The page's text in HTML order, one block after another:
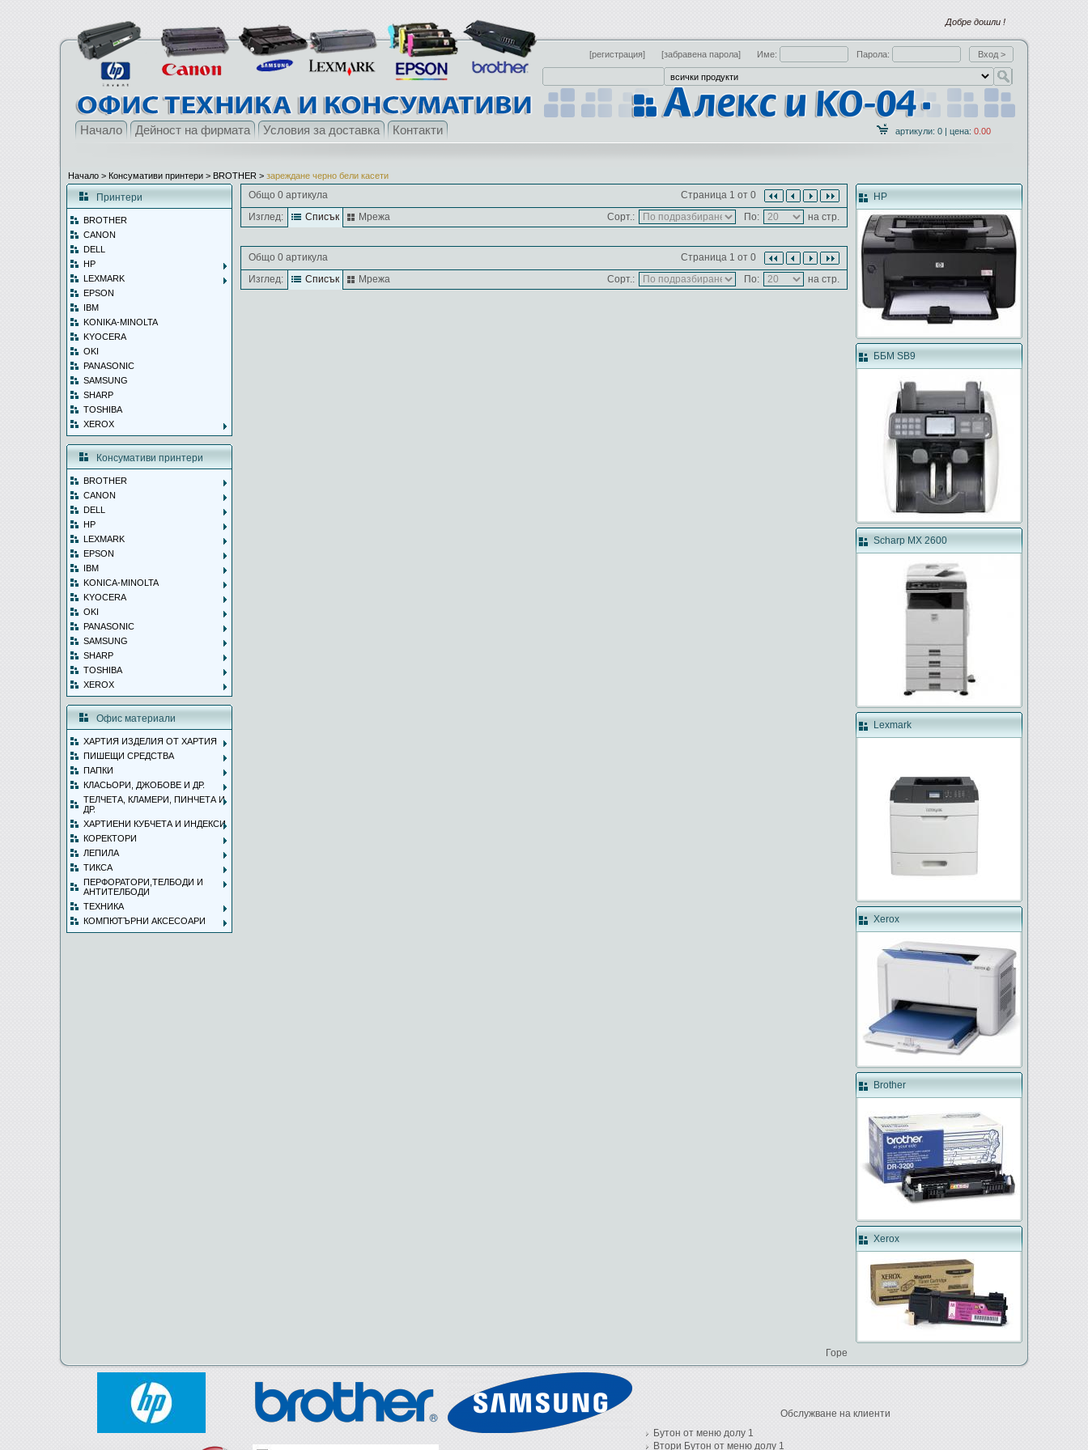
Добре дошли !
[регистрация] [забравена парола] Име: Парола:
Начало Дейност на фирмата Условия за доставка Контакти артикули: 0 | цена: 0.00
Начало > Консумативи принтери > BROTHER > зареждане черно бели касети
Принтери
BROTHER
CANON
DELL
HP
LEXMARK
EPSON
IBM
KONIKA-MINOLTA
KYOCERA
OKI
PANASONIC
SAMSUNG
SHARP
TOSHIBA
XEROX
Консумативи принтери
BROTHER
CANON
DELL
HP
LEXMARK
EPSON
IBM
KONICA-MINOLTA
KYOCERA
OKI
PANASONIC
SAMSUNG
SHARP
TOSHIBA
XEROX
Офис материали
ХАРТИЯ ИЗДЕЛИЯ ОТ ХАРТИЯ
ПИШЕЩИ СРЕДСТВА
ПАПКИ
КЛАСЬОРИ, ДЖОБОВЕ И ДР.
ТЕЛЧЕТА, КЛАМЕРИ, ПИНЧЕТА И
ДР.
ХАРТИЕНИ КУБЧЕТА И ИНДЕКСИ
КОРЕКТОРИ
ЛЕПИЛА
ТИКСА
ПЕРФОРАТОРИ,ТЕЛБОДИ И
АНТИТЕЛБОДИ
ТЕХНИКА
КОМПЮТЪРНИ АКСЕСОАРИ
Общо 0 артикула
Страница 1 от 0
Изглед:
Списък Мрежа Сорт.: По: на стр.
Общо 0 артикула
Страница 1 от 0
Изглед:
Списък Мрежа Сорт.: По: на стр.
HP
ББМ SB9
Scharp MX 2600
Lexmark
Xerox
Brother
Xerox
Горе
Обслужване на клиенти
Бутон от меню долу 1
Втори Бутон от меню долу 1